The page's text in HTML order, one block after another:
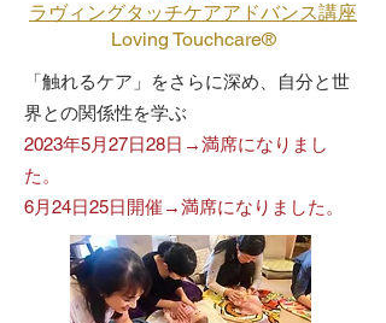
ラヴィングタッチケアアドバンス講座
Loving Touchcare®
​「触れるケア」をさらに深め、自分と世
界との関係性を学ぶ
2023年5月27日28日→満席になりまし
た。
6月24日25日開催→満席になりました。